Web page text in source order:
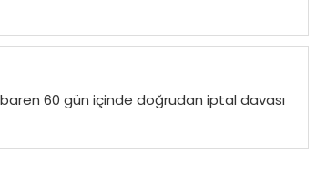
60 gün içinde doğrudan iptal davası